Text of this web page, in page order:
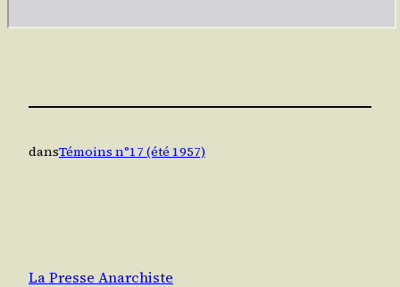
dansTémoins n°17 (été 1957)
La Presse Anarchiste